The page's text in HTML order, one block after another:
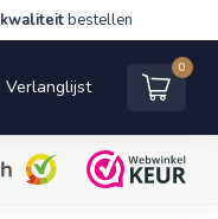
kwaliteitbestellen
Verlanglijst
0